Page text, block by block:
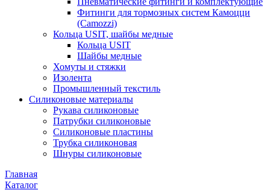
Фитинги для тормозных систем Камоцци
(Camozzi)
Кольца USIT, шайбы медные
Кольца USIT
Шайбы медные
Хомуты и стяжки
Изолента
Промышленный текстиль
Силиконовые материалы
Рукава силиконовые
Патрубки силиконовые
Силиконовые пластины
Трубка силиконовая
Шнуры силиконовые
Главная
Каталог